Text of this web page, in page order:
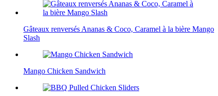
Gâteaux renversés Ananas & Coco, Caramel à la bière Mango
Slash
Mango Chicken Sandwich